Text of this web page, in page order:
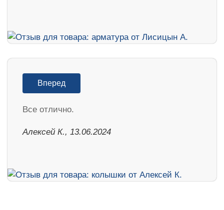
Вперед
Все отлично.
Алексей К., 13.06.2024